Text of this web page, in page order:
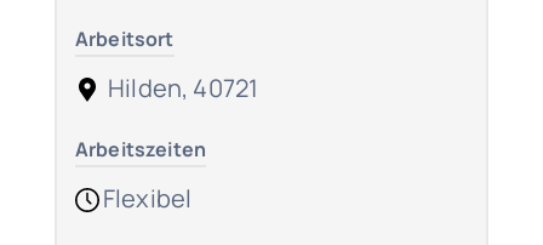
Arbeitsort
Hilden, 40721
Arbeitszeiten
Flexibel